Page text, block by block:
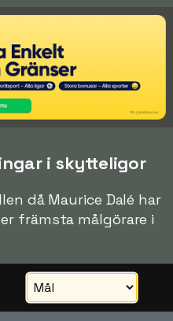
i skytteligor
då Maurice Dalé har
främsta målgörare i